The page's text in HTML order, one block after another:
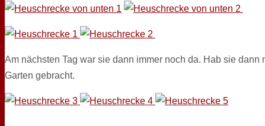
Am nächsten Tag war sie dann immer noch da. Hab sie
Garten gebracht.